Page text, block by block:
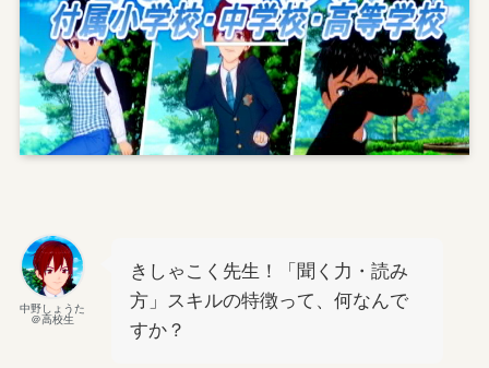
中野しょうた
＠高校生
きしゃこく先生！「聞く力・読み
方」スキルの特徴って、何なんで
すか？